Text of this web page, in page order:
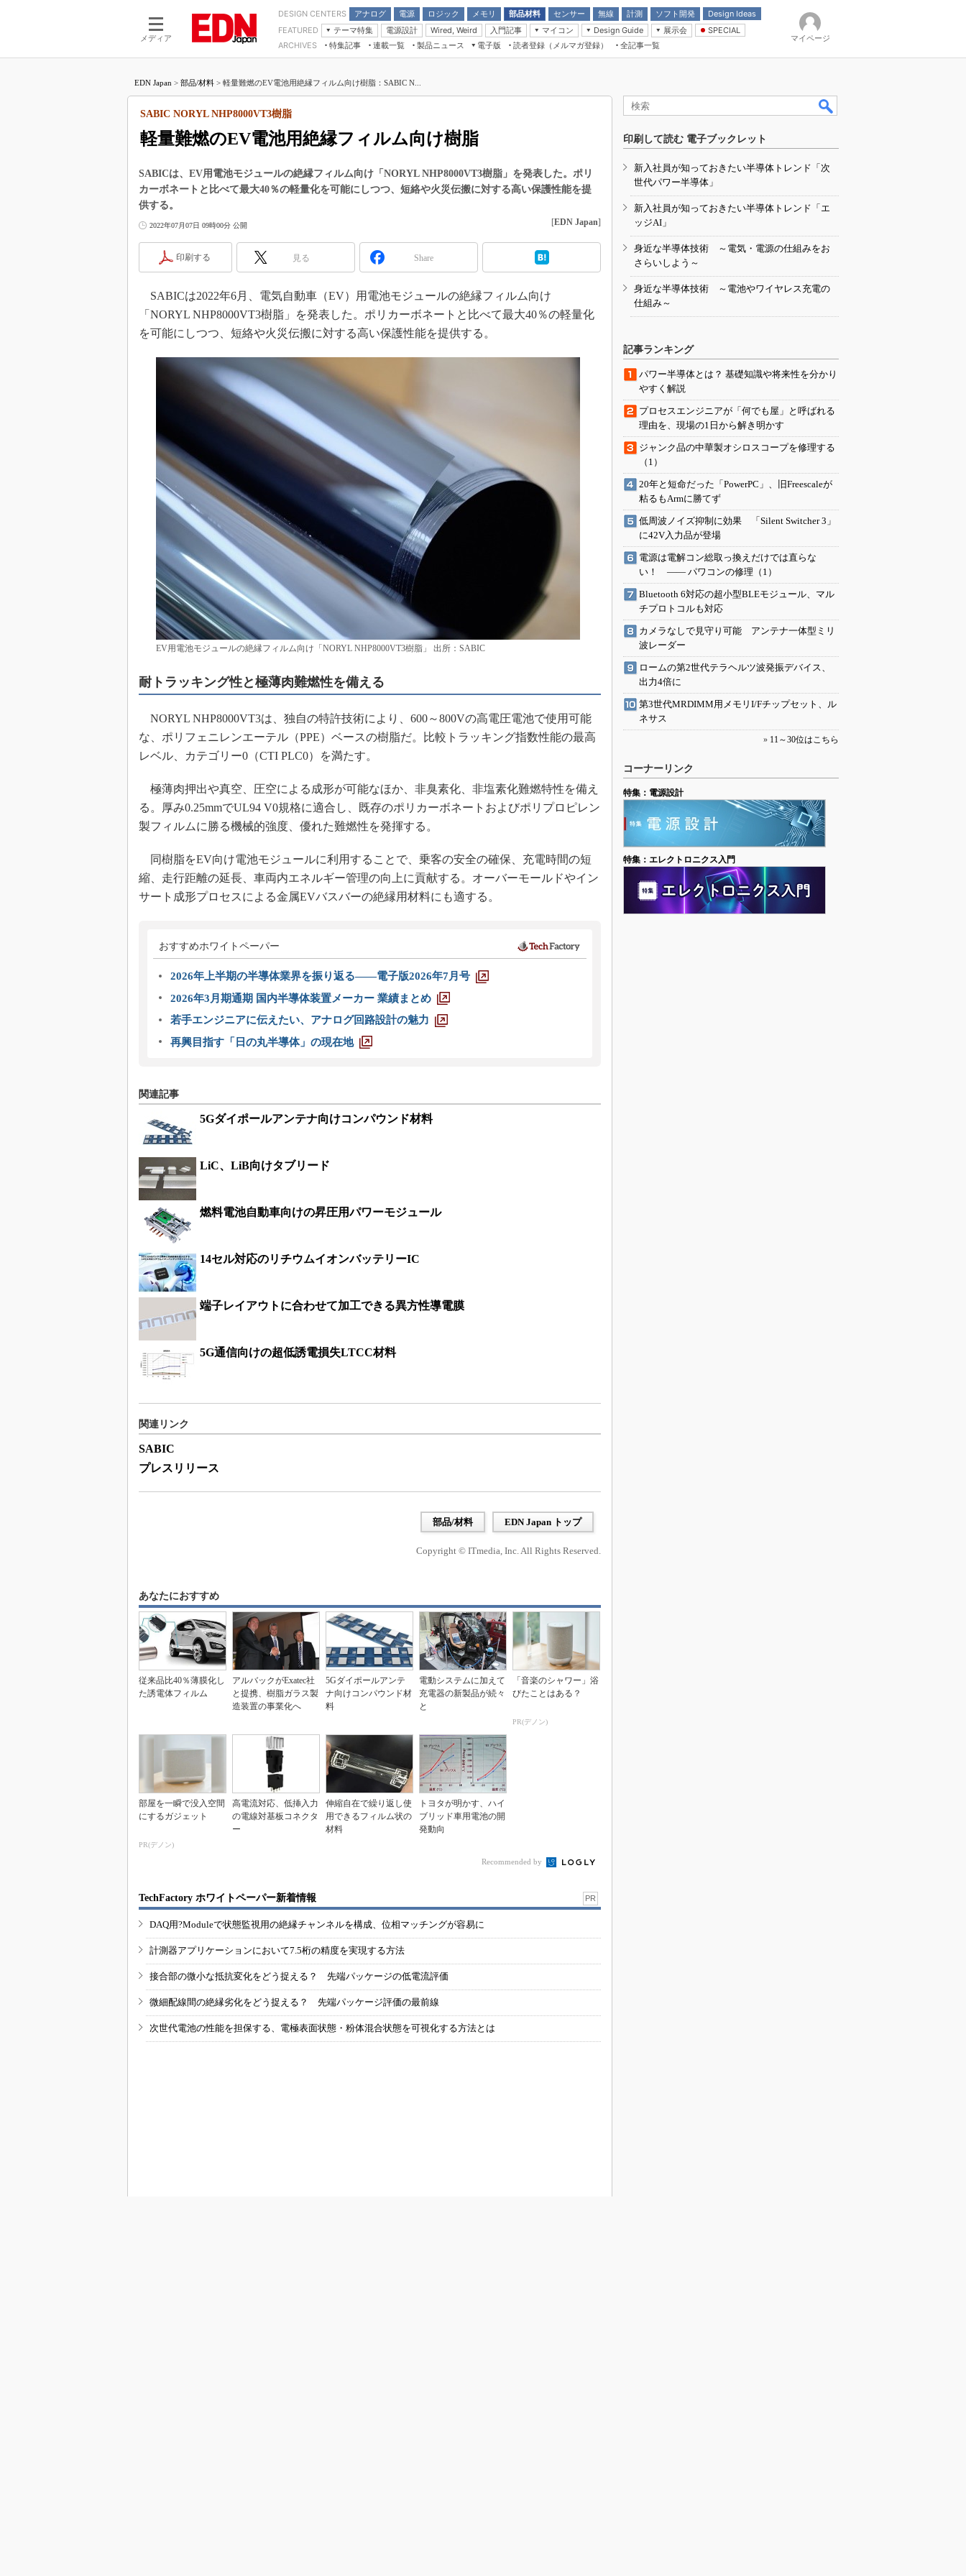
メディア
DESIGN CENTERS アナログ
電源
モーター
ロジック
LSI
メモリ
部品材料
受動部品
センサー 無線 計測 ソフト開発
Design Ideas
アナログ機能回路
計測とテスト
FEATURED
テーマ特集
つながるクルマ
エレクトロニクス入門
医療エレ（EE Times Japan）
電源設計 Wired, Weird
入門記事
モーター入門
マイコン
マイコン講座
Design Guide
計測機器
展示会
CEATEC
組込み/エッジコンピューティング展
SPECIAL
Microchip情報
ARCHIVES 特集記事
連載一覧
マイクロプロセッサ懐古録
中堅技術者に贈る電子部品“徹底”活
用講座
たった2つの式で始めるDC/DCコン
DC-DCコンバーター活用講座
Wired, Weird
高速シリアル伝送技術講座
ズ編
めざせ高効率！ モーター駆動入門講
Bluetooth mesh入門
「SPICEの仕組みとその活用設計」
最新記事一覧
計測器メーカーから見た5G
USB Type-Cの登場で評価試験はど
IoT時代の無線規格を知る【Thread
編】
IoT時代の無線規格を知る【Z-Wave
製品ニュース
電子版
電子ブックレット
読者登録（メルマガ登録） 全記事一覧
マイページ
EDN Japan > 部品/材料 > 軽量難燃のEV電池用絶縁フィルム向け樹脂：SABIC N...
軽量難燃のEV電池用絶縁フィルム向け樹脂
SABIC NORYL NHP8000VT3樹脂
SABICは、EV用電池モジュールの絶縁フィルム向け「NORYL NHP8000VT3樹脂」を発表した。ポリ
カーボネートと比べて最大40％の軽量化を可能にしつつ、短絡や火災伝搬に対する高い保護性能を提
供する。
2022年07月07日 09時00分 公開 [EDN Japan]
印刷する 見る Share
SABICは2022年6月、電気自動車（EV）用電池モジュールの絶縁フィルム向け
「NORYL NHP8000VT3樹脂」を発表した。ポリカーボネートと比べて最大40％の軽量化
を可能にしつつ、短絡や火災伝搬に対する高い保護性能を提供する。
EV用電池モジュールの絶縁フィルム向け「NORYL NHP8000VT3樹脂」 出所：SABIC
耐トラッキング性と極薄肉難燃性を備える
NORYL NHP8000VT3は、独自の特許技術により、600～800Vの高電圧電池で使用可能
な、ポリフェニレンエーテル（PPE）ベースの樹脂だ。比較トラッキング指数性能の最高
レベル、カテゴリー0（CTI PLC0）を満たす。
極薄肉押出や真空、圧空による成形が可能なほか、非臭素化、非塩素化難燃特性を備え
る。厚み0.25mmでUL94 V0規格に適合し、既存のポリカーボネートおよびポリプロピレン
製フィルムに勝る機械的強度、優れた難燃性を発揮する。
同樹脂をEV向け電池モジュールに利用することで、乗客の安全の確保、充電時間の短
縮、走行距離の延長、車両内エネルギー管理の向上に貢献する。オーバーモールドやイン
サート成形プロセスによる金属EVバスバーの絶縁用材料にも適する。
おすすめホワイトペーパー
2026年上半期の半導体業界を振り返る――電子版2026年7月号
2026年3月期通期 国内半導体装置メーカー 業績まとめ
若手エンジニアに伝えたい、アナログ回路設計の魅力
再興目指す「日の丸半導体」の現在地
関連記事
5Gダイポールアンテナ向けコンパウンド材料
LiC、LiB向けタブリード
燃料電池自動車向けの昇圧用パワーモジュール
14セル対応のリチウムイオンバッテリーIC
端子レイアウトに合わせて加工できる異方性導電膜
5G通信向けの超低誘電損失LTCC材料
関連リンク
SABIC
プレスリリース
部品/材料 EDN Japan トップ
Copyright © ITmedia, Inc. All Rights Reserved.
あなたにおすすめ
従来品比40％薄膜化し
た誘電体フィルム
アルバックがExatec社
と提携、樹脂ガラス製
造装置の事業化へ
5Gダイポールアンテ
ナ向けコンパウンド材
料
電動システムに加えて
充電器の新製品が続々
と
「音楽のシャワー」浴
びたことはある？
PR(デノン)
部屋を一瞬で没入空間
にするガジェット
PR(デノン)
高電流対応、低挿入力
の電線対基板コネクタ
ー
伸縮自在で繰り返し使
用できるフィルム状の
材料
トヨタが明かす、ハイ
ブリッド車用電池の開
発動向
Recommended by
TechFactory ホワイトペーパー新着情報 PR
DAQ用?Moduleで状態監視用の絶縁チャンネルを構成、位相マッチングが容易に
計測器アプリケーションにおいて7.5桁の精度を実現する方法
接合部の微小な抵抗変化をどう捉える？ 先端パッケージの低電流評価
微細配線間の絶縁劣化をどう捉える？ 先端パッケージ評価の最前線
次世代電池の性能を担保する、電極表面状態・粉体混合状態を可視化する方法とは
印刷して読む 電子ブックレット
新入社員が知っておきたい半導体トレンド「次
世代パワー半導体」
新入社員が知っておきたい半導体トレンド「エ
ッジAI」
身近な半導体技術 ～電気・電源の仕組みをお
さらいしよう～
身近な半導体技術 ～電池やワイヤレス充電の
仕組み～
記事ランキング
パワー半導体とは？ 基礎知識や将来性を分かり
やすく解説
プロセスエンジニアが「何でも屋」と呼ばれる
理由を、現場の1日から解き明かす
ジャンク品の中華製オシロスコープを修理する
（1）
20年と短命だった「PowerPC」、旧Freescaleが
粘るもArmに勝てず
低周波ノイズ抑制に効果 「Silent Switcher 3」
に42V入力品が登場
電源は電解コン総取っ換えだけでは直らな
い！ ―― パワコンの修理（1）
Bluetooth 6対応の超小型BLEモジュール、マル
チプロトコルも対応
カメラなしで見守り可能 アンテナ一体型ミリ
波レーダー
ロームの第2世代テラヘルツ波発振デバイス、
出力4倍に
第3世代MRDIMM用メモリI/Fチップセット、ル
ネサス
» 11～30位はこちら
コーナーリンク
特集：電源設計
特集：エレクトロニクス入門